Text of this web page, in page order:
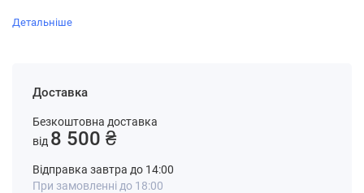
Детальніше
Доставка
Безкоштовна доставка
від 8 500 ₴
Відправка завтра до 14:00
При замовленні до 18:00